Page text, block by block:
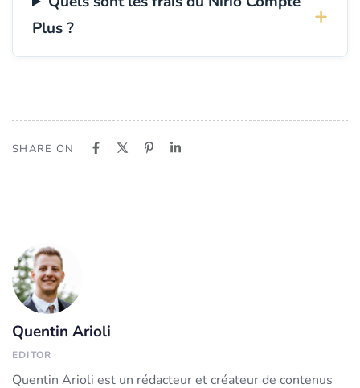
Plus ?
SHARE ON
Quentin Arioli
EDITOR
Quentin Arioli est un rédacteur et créateur de contenus